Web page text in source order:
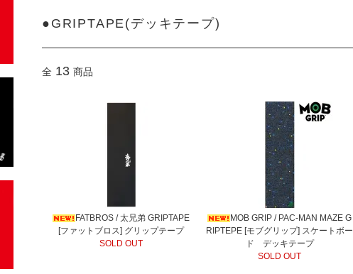
●GRIPTAPE(デッキテープ)
全 13 商品
FATBROS / 太兄弟 GRIPTAPE
[ファットブロス] グリップテープ
SOLD OUT
MOB GRIP / PAC-MAN MAZE G
RIPTEPE [モブグリップ] スケートボー
ド デッキテープ
SOLD OUT